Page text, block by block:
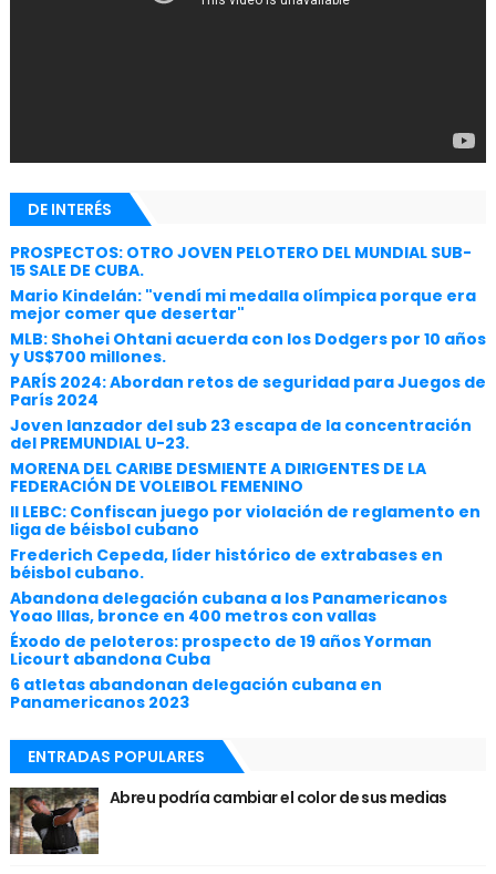
DE INTERÉS
PROSPECTOS: OTRO JOVEN PELOTERO DEL MUNDIAL SUB-
15 SALE DE CUBA.
Mario Kindelán: "vendí mi medalla olímpica porque era
mejor comer que desertar"
MLB: Shohei Ohtani acuerda con los Dodgers por 10 años
y US$700 millones.
PARÍS 2024: Abordan retos de seguridad para Juegos de
París 2024
Joven lanzador del sub 23 escapa de la concentración
del PREMUNDIAL U-23.
MORENA DEL CARIBE DESMIENTE A DIRIGENTES DE LA
FEDERACIÓN DE VOLEIBOL FEMENINO
II LEBC: Confiscan juego por violación de reglamento en
liga de béisbol cubano
Frederich Cepeda, líder histórico de extrabases en
béisbol cubano.
Abandona delegación cubana a los Panamericanos
Yoao Illas, bronce en 400 metros con vallas
Éxodo de peloteros: prospecto de 19 años Yorman
Licourt abandona Cuba
6 atletas abandonan delegación cubana en
Panamericanos 2023
ENTRADAS POPULARES
Abreu podría cambiar el color de sus medias